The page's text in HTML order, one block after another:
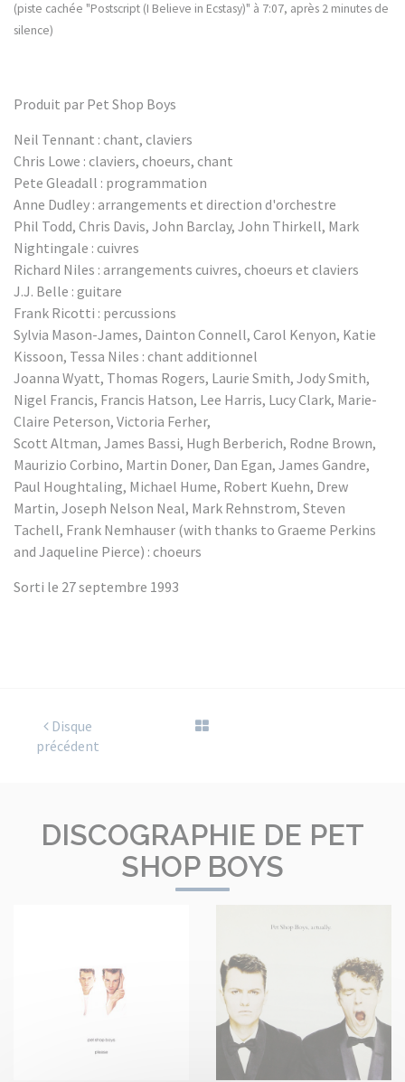
(piste cachée "Postscript (I Believe in Ecstasy)" à 7:07, après 2 minutes de
silence)
Produit par Pet Shop Boys
Neil Tennant : chant, claviers
Chris Lowe : claviers, choeurs, chant
Pete Gleadall : programmation
Anne Dudley : arrangements et direction d'orchestre
Phil Todd, Chris Davis, John Barclay, John Thirkell, Mark
Nightingale : cuivres
Richard Niles : arrangements cuivres, choeurs et claviers
J.J. Belle : guitare
Frank Ricotti : percussions
Sylvia Mason-James, Dainton Connell, Carol Kenyon, Katie
Kissoon, Tessa Niles : chant additionnel
Joanna Wyatt, Thomas Rogers, Laurie Smith, Jody Smith,
Nigel Francis, Francis Hatson, Lee Harris, Lucy Clark, Marie-
Claire Peterson, Victoria Ferher,
Scott Altman, James Bassi, Hugh Berberich, Rodne Brown,
Maurizio Corbino, Martin Doner, Dan Egan, James Gandre,
Paul Houghtaling, Michael Hume, Robert Kuehn, Drew
Martin, Joseph Nelson Neal, Mark Rehnstrom, Steven
Tachell, Frank Nemhauser (with thanks to Graeme Perkins
and Jaqueline Pierce) : choeurs
Sorti le 27 septembre 1993
Disque
précédent
DISCOGRAPHIE DE PET
SHOP BOYS